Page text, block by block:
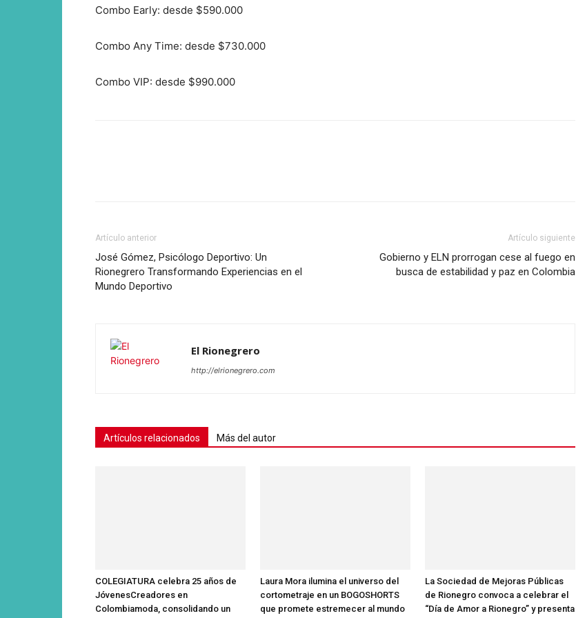
Combo Early: desde $590.000
Combo Any Time: desde $730.000
Combo VIP: desde $990.000
Artículo anterior
José Gómez, Psicólogo Deportivo: Un
Rionegrero Transformando Experiencias en el
Mundo Deportivo
Artículo siguiente
Gobierno y ELN prorrogan cese al fuego en
busca de estabilidad y paz en Colombia
El Rionegrero
http://elrionegrero.com
Artículos relacionados Más del autor
COLEGIATURA celebra 25 años de
JóvenesCreadores en
Colombiamoda, consolidando un
Laura Mora ilumina el universo del
cortometraje en un BOGOSHORTS
que promete estremecer al mundo
La Sociedad de Mejoras Públicas
de Rionegro convoca a celebrar el
“Día de Amor a Rionegro” y presenta